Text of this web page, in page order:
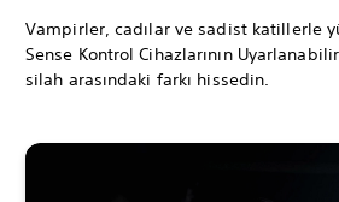
Vampirler, cadılar ve sadist katillerle
Sense Kontrol Cihazlarının
silah arasındaki farkı hissedin.